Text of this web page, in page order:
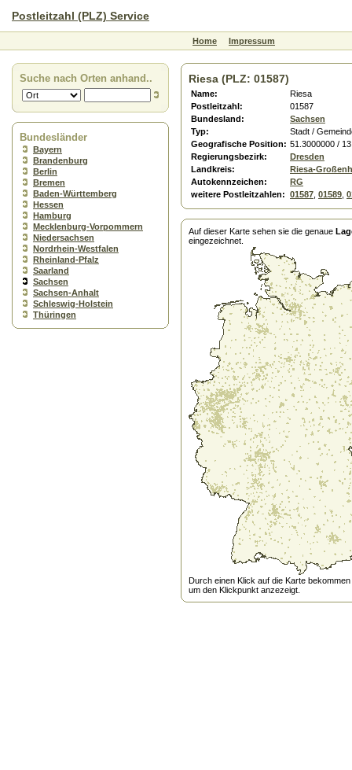
Postleitzahl (PLZ) Service
Home Impressum
Suche nach Orten anhand..
Bundesländer
Bayern
Brandenburg
Berlin
Bremen
Baden-Württemberg
Hessen
Hamburg
Mecklenburg-Vorpommern
Niedersachsen
Nordrhein-Westfalen
Rheinland-Pfalz
Saarland
Sachsen
Sachsen-Anhalt
Schleswig-Holstein
Thüringen
Riesa (PLZ: 01587)
Name:
Riesa
Postleitzahl:
01587
Bundesland:
Sachsen
Typ:
Stadt /
Geografische Position: 51.3000000 /
Regierungsbezirk:
Dresden
Landkreis:
Riesa-
Autokennzeichen:
RG
weitere Postleitzahlen: 01587 01589
Auf dieser Karte sehen sie die genaue
eingezeichnet.
Durch einen Klick auf die Karte
um den Klickpunkt anzezeigt.